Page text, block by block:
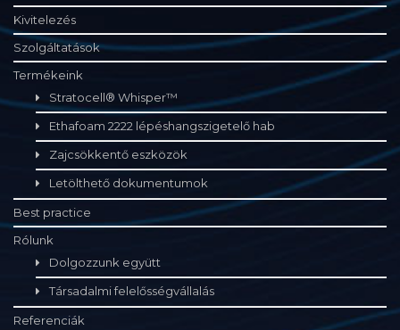
Kivitelezés
Szolgáltatások
Termékeink
Stratocell® Whisper™
Ethafoam 2222 lépéshangszigetelő hab
Zajcsökkentő eszközök
Letölthető dokumentumok
Best practice
Rólunk
Dolgozzunk együtt
Társadalmi felelősségvállalás
Referenciák